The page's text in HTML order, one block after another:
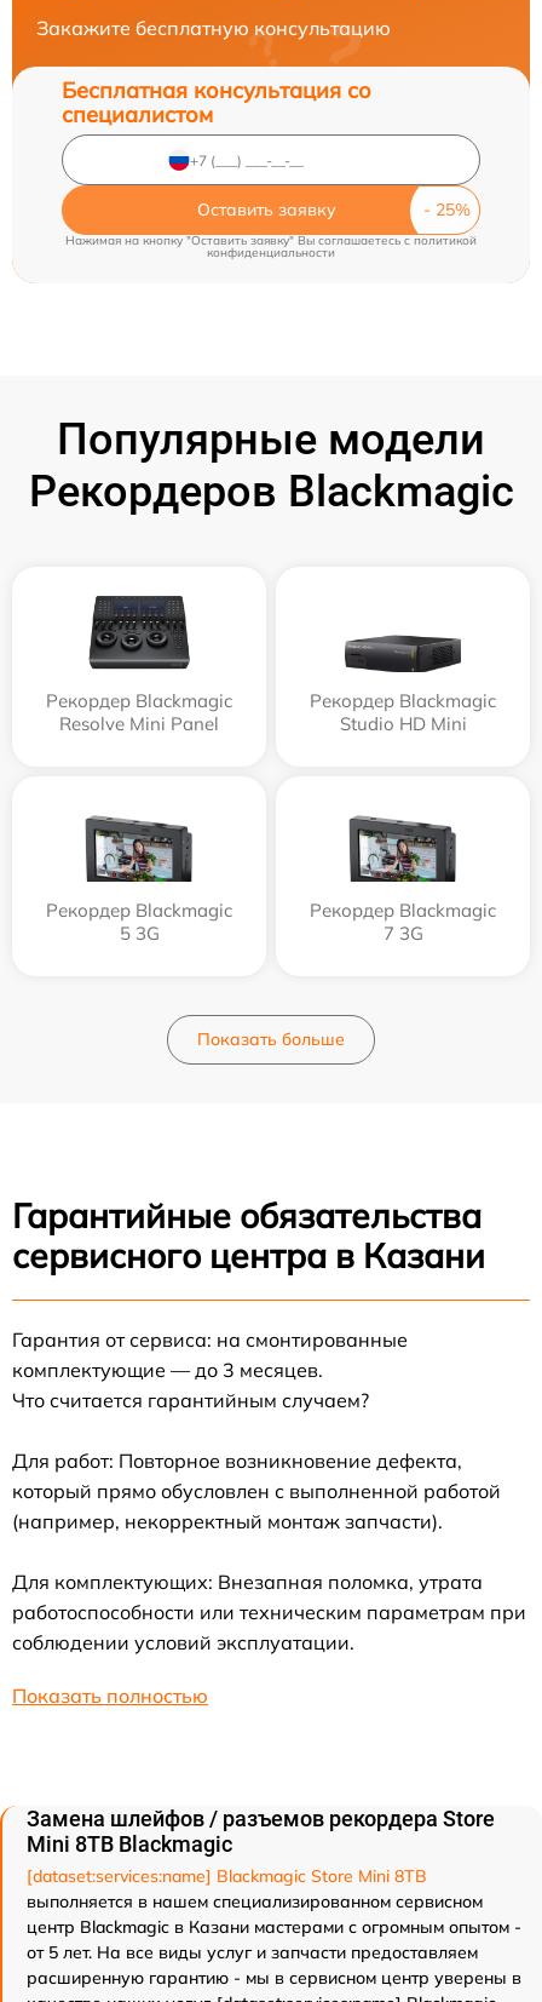
Закажите бесплатную консультацию
Бесплатная консультация со
специалистом
Оставить заявку
Нажимая на кнопку "Оставить заявку" Вы соглашаетесь c политикой
конфиденциальности
Популярные модели
Рекордеров Blackmagic
Рекордер Blackmagic
Resolve Mini Panel
Рекордер Blackmagic
Studio HD Mini
Рекордер Blackmagic
5 3G
Рекордер Blackmagic
7 3G
Показать больше
Гарантийные обязательства
сервисного центра в Казани
Гарантия от сервиса: на смонтированные
комплектующие — до 3 месяцев.
Что считается гарантийным случаем?
Для работ: Повторное возникновение дефекта,
который прямо обусловлен с выполненной работой
(например, некорректный монтаж запчасти).
Для комплектующих: Внезапная поломка, утрата
работоспособности или техническим параметрам при
соблюдении условий эксплуатации.
Показать полностью
Замена шлейфов / разъемов рекордера Store
Mini 8TB Blackmagic
[dataset:services:name] Blackmagic Store Mini 8TB
выполняется в нашем специализированном сервисном
центр Blackmagic в Казани мастерами с огромным опытом -
от 5 лет. На все виды услуг и запчасти предоставляем
расширенную гарантию - мы в сервисном центр уверены в